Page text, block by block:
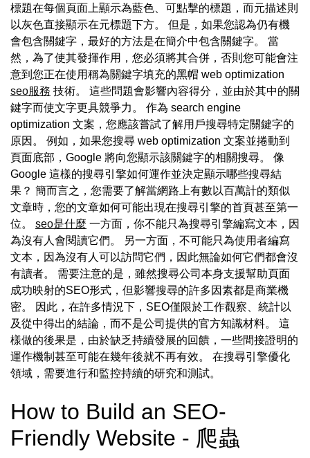
標題在每個頁面上顯示為藍色、可點擊的標題，而元描述則
以灰色直接顯示在元標題下方。 但是，如果您認為仍有機
會包含關鍵字，最好的方法是在簡介中包含關鍵字。 當
然，為了使其發揮作用，您必須將其合併，否則您可能會注
意到您正在使用稱為關鍵字填充的黑帽 web optimization
seo服務 技術。 這些問題會影響內容得分，並由於其中的關
鍵字而使文字更具競爭力。 作為 search engine
optimization 文案，您應該嘗試了解用戶搜尋特定關鍵字的
原因。 例如，如果您搜尋 web optimization 文案並捲動到
頁面底部，Google 將向您顯示該關鍵字的相關搜尋。 像
Google 這樣的搜尋引擎如何運作並決定顯示哪些搜尋結
果？ 簡而言之，您需要了解當網路上有數以百萬計的類似
文章時，您的文章如何可能出現在搜尋引擎的首頁甚至第一
位。 seo是什麼 一方面，你不能只為搜尋引擎編寫文本，因
為沒有人會閱讀它們。 另一方面，不可能只為使用者編寫
文本，因為沒有人可以訪問它們，因此無論如何它們都會沒
有讀者。 需要注意的是，雖然搜尋公司本身支援幫助頁面
成功映射的SEO形式，但影響搜尋的許多因素都是商業機
密。 因此，在許多情況下，SEO僅限於工作觀察、統計以
及從中得出的結論，而不是公司提供的官方知識材料。 這
樣做的後果是，由於缺乏持續發展的回饋，一些間接證明的
運作機制甚至可能在幾年後就不再有效。 在搜尋引擎優化
領域，需要進行和監控持續的研究和測試。
How to Build an SEO-
Friendly Website - 爬蟲